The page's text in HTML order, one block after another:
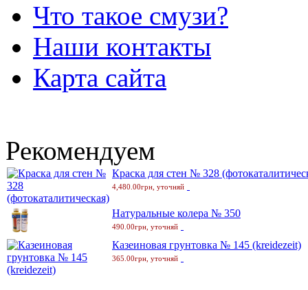
Что такое смузи?
Наши контакты
Карта сайта
Рекомендуем
Краска для стен № 328
4,480.00грн, уточняй
Натуральные колера № 350
490.00грн, уточняй
Казеиновая грунтовка № 145 (kreidezeit)
365.00грн, уточняй